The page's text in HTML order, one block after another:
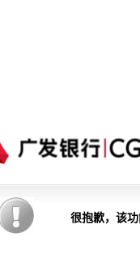
很抱歉，该